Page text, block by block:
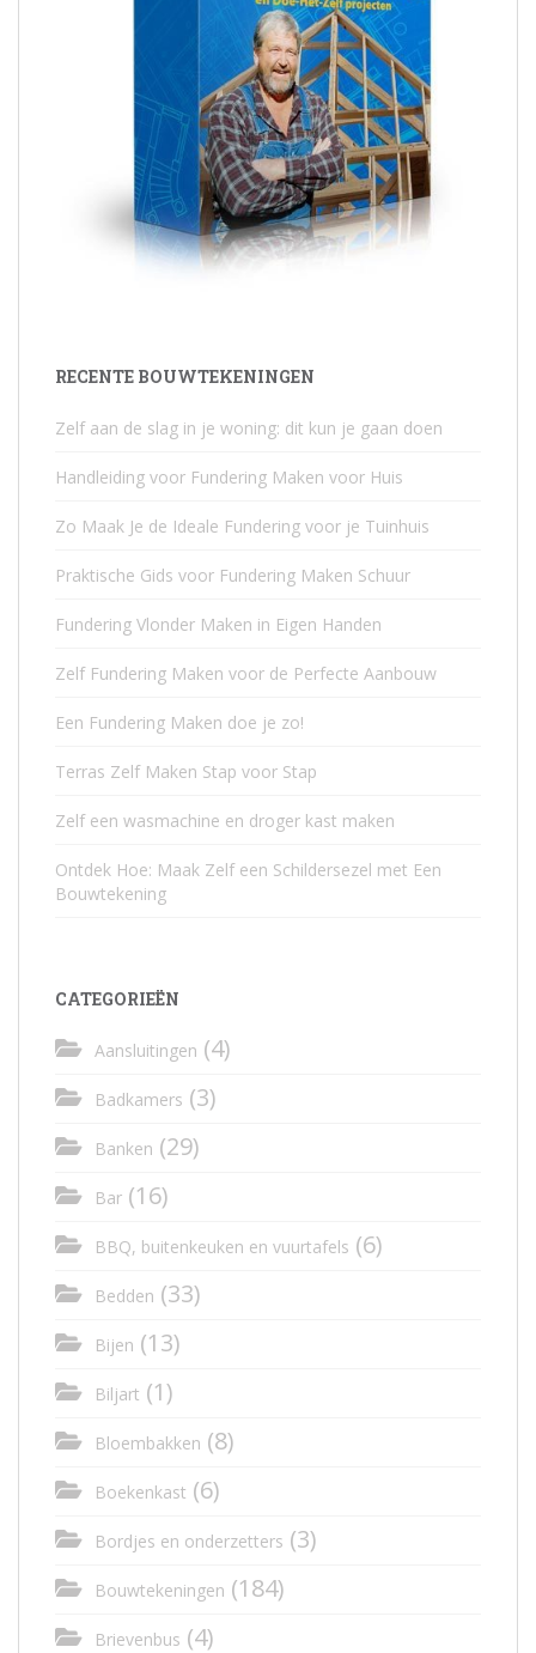
RECENTE BOUWTEKENINGEN
Zelf aan de slag in je woning: dit kun je gaan doen
Handleiding voor Fundering Maken voor Huis
Zo Maak Je de Ideale Fundering voor je Tuinhuis
Praktische Gids voor Fundering Maken Schuur
Fundering Vlonder Maken in Eigen Handen
Zelf Fundering Maken voor de Perfecte Aanbouw
Een Fundering Maken doe je zo!
Terras Zelf Maken Stap voor Stap
Zelf een wasmachine en droger kast maken
Ontdek Hoe: Maak Zelf een Schildersezel met Een
Bouwtekening
CATEGORIEËN
Aansluitingen (4)
Badkamers (3)
Banken (29)
Bar (16)
BBQ, buitenkeuken en vuurtafels (6)
Bedden (33)
Bijen (13)
Biljart (1)
Bloembakken (8)
Boekenkast (6)
Bordjes en onderzetters (3)
Bouwtekeningen (184)
Brievenbus (4)